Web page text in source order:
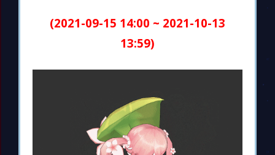
(2021-09-15 14:00 ~ 2021-10-13
13:59)